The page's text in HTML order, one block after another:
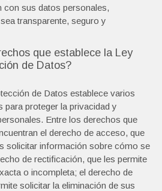
con sus datos personales,
transparente, seguro y
que establece la Ley
de Datos?
de Datos establece varios
para proteger la privacidad y
Entre los derechos que
el derecho de acceso, que
solicitar información sobre cómo se
de rectificación, que les permite
o incompleta; el derecho de
solicitar la eliminación de sus